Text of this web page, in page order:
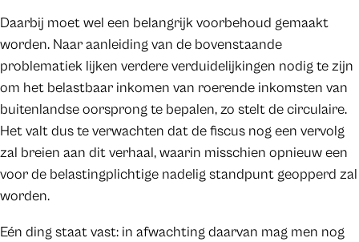
Daarbij moet wel een belangrijk voorbehoud gemaakt
worden. Naar aanleiding van de bovenstaande
problematiek lijken verdere verduidelijkingen nodig te zijn
om het belastbaar inkomen van roerende inkomsten van
buitenlandse oorsprong te bepalen, zo stelt de circulaire.
Het valt dus te verwachten dat de fiscus nog een vervolg
zal breien aan dit verhaal, waarin misschien opnieuw een
voor de belastingplichtige nadelig standpunt geopperd zal
worden.
Eén ding staat vast: in afwachting daarvan mag men nog